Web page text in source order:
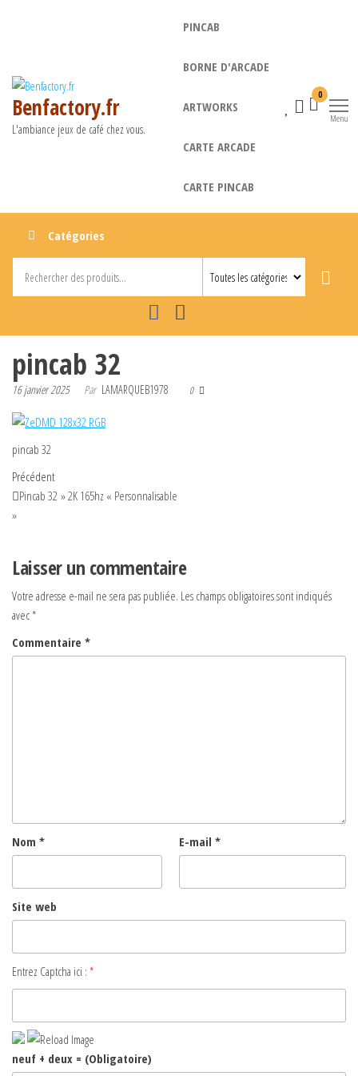
Benfactory.fr
L'ambiance jeux de café chez vous.
PINCAB
BORNE D'ARCADE
ARTWORKS
CARTE ARCADE
CARTE PINCAB
0
Menu
Catégories
pincab 32
16 janvier 2025 Par LAMARQUEB1978 0
pincab 32
Navigation
de
Article
précédent
Précédent
Pincab 32 » 2K 165hz « Personnalisable
»
Laisser un commentaire
Votre adresse e-mail ne sera pas publiée. Les champs obligatoires sont indiqués
avec*
Commentaire *
Nom * E-mail *
Site web
Entrez Captcha ici : *
neuf + deux = (Obligatoire)